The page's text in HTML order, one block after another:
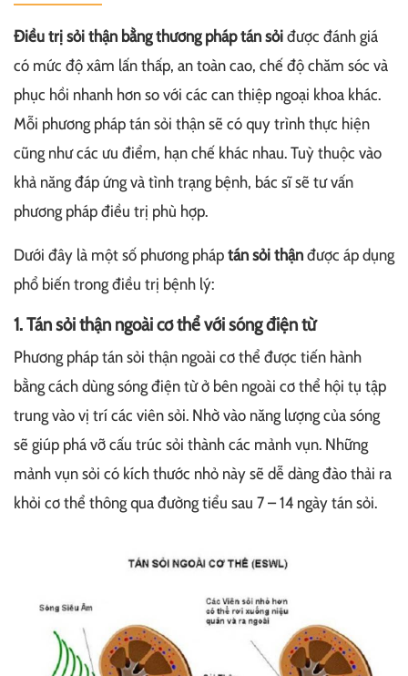
Điều trị sỏi thận bằng thương pháp tán sỏiđược đánh giá
có mức độ xâm lấn thấp, an toàn cao, chế độ chăm sóc và
phục hồi nhanh hơn so với các can thiệp ngoại khoa khác.
Mỗi phương pháp tán sỏi thận sẽ có quy trình thực hiện
cũng như các ưu điểm, hạn chế khác nhau. Tuỳ thuộc vào
khả năng đáp ứng và tình trạng bệnh, bác sĩ sẽ tư vấn
phương pháp điều trị phù hợp.
Dưới đây là một số phương pháptán sỏi thậnđược áp dụng
phổ biến trong điều trị bệnh lý:
1. Tán sỏi thận ngoài cơ thể với sóng điện từ
Phương pháp tán sỏi thận ngoài cơ thể được tiến hành
bằng cách dùng sóng điện từ ở bên ngoài cơ thể hội tụ tập
trung vào vị trí các viên sỏi. Nhờ vào năng lượng của sóng
sẽ giúp phá vỡ cấu trúc sỏi thành các mảnh vụn. Những
mảnh vụn sỏi có kích thước nhỏ này sẽ dễ dàng đào thải ra
khỏi cơ thể thông qua đường tiểu sau 7 – 14 ngày tán sỏi.